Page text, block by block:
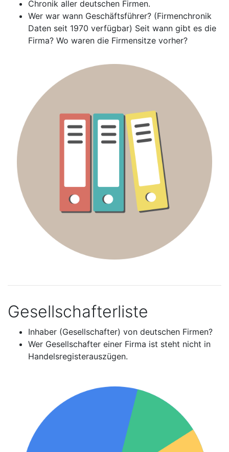
Chronik aller deutschen Firmen.
Wer war wann Geschäftsführer? (Firmenchronik
Daten seit 1970 verfügbar) Seit wann gibt es die
Firma? Wo waren die Firmensitze vorher?
Gesellschafterliste
Inhaber (Gesellschafter) von deutschen Firmen?
Wer Gesellschafter einer Firma ist steht nicht in
Handelsregisterauszügen.